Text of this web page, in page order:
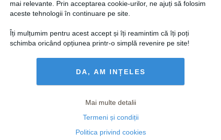
mai relevante. Prin acceptarea cookie-urilor, ne ajuți să folosim
aceste tehnologii în continuare pe site.
Îți mulțumim pentru acest accept și îți reamintim că îți poți
schimba oricând opțiunea printr-o simplă revenire pe site!
DA, AM INȚELES
Mai multe detalii
Termeni și condiții
Politica privind cookies
Politica de confidențialitate și
© 2026 Ringier Romania. Toate